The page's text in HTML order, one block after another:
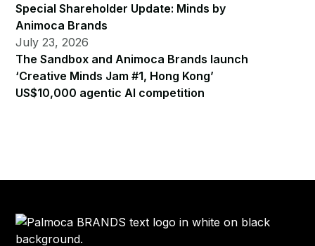
Special Shareholder Update: Minds by
Animoca Brands
July 23, 2026
The Sandbox and Animoca Brands launch
‘Creative Minds Jam #1, Hong Kong’
US$10,000 agentic AI competition